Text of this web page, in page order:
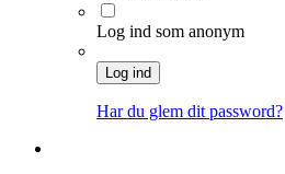
Log ind som anonym
Log ind
Har du glem dit password?